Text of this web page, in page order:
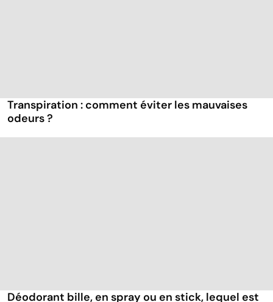
Transpiration : comment éviter les mauvaises
odeurs ?
Déodorant bille, en spray ou en stick, lequel est